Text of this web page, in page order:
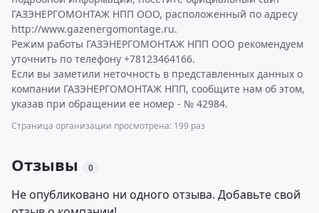
ГАЗЭНЕРГОМОНТАЖ НПП ООО, расположенный по адресу
http://www.gazenergomontage.ru.
Режим работы ГАЗЭНЕРГОМОНТАЖ НПП ООО рекомендуем
уточнить по телефону +78123464166.
Если вы заметили неточность в представленных данных о
компании ГАЗЭНЕРГОМОНТАЖ НПП, сообщите нам об этом,
указав при обращении ее номер - № 42984.
Страница организации просмотрена: 199 раз
Отзывы 0
Не опубликовано ни одного отзыва. Добавьте свой